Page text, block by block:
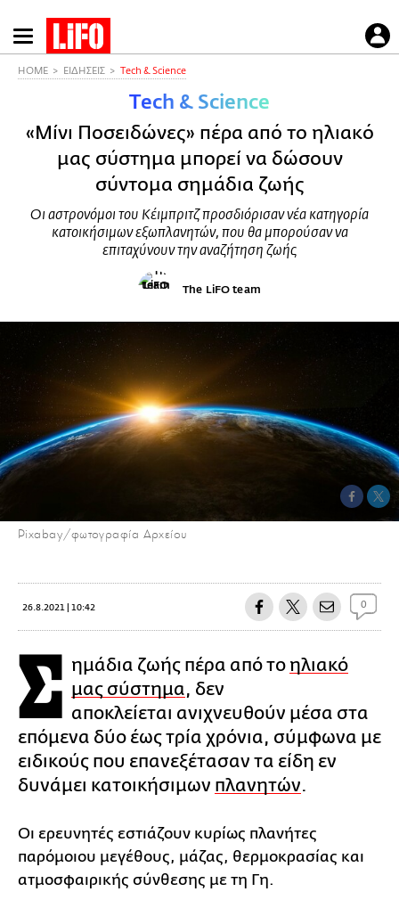
Παράκαμψη
προς
HOME ΕΙΔΗΣΕΙΣ Τech & Science
Τech & Science
«Μίνι Ποσειδώνες» πέρα από το ηλιακό
μας σύστημα μπορεί να δώσουν
σύντομα σημάδια ζωής
Οι αστρονόμοι του Κέιμπριτζ προσδιόρισαν νέα κατηγορία
κατοικήσιμων εξωπλανητών, που θα μπορούσαν να
επιταχύνουν την αναζήτηση ζωής
The LiFO team
Pixabay/φωτογραφία Αρχείου
26.8.2021 | 10:42 0
Σ ημάδια ζωής πέρα ​​από το ηλιακό
μας σύστημα, δεν
αποκλείεται ανιχνευθούν μέσα στα
επόμενα δύο έως τρία χρόνια, σύμφωνα με
ειδικούς που επανεξέτασαν τα είδη εν
δυνάμει κατοικήσιμων πλανητών.
Οι ερευνητές εστιάζουν κυρίως πλανήτες
παρόμοιου μεγέθους, μάζας, θερμοκρασίας και
ατμοσφαιρικής σύνθεσης με τη Γη.